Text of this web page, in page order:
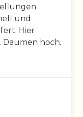
und
Hier
hoch.